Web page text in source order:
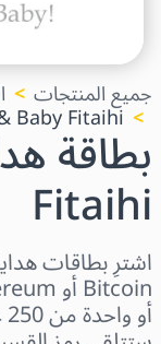
جميع المنتجات
Baby Fitaihi
Fitaihi